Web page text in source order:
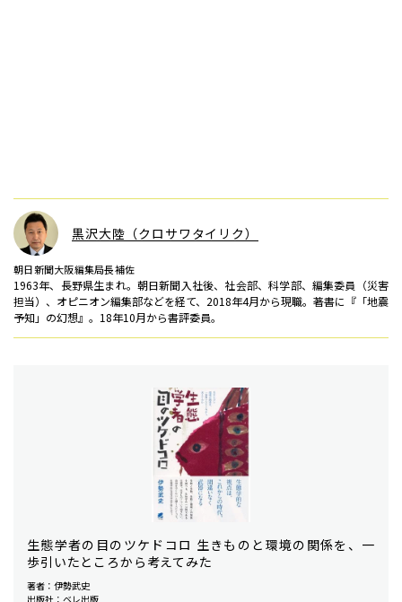
黒沢大陸（クロサワタイリク）
朝日新聞大阪編集局長補佐
1963年、長野県生まれ。朝日新聞入社後、社会部、科学部、編集委員（災害
担当）、オピニオン編集部などを経て、2018年4月から現職。著書に『「地震
予知」の幻想』。18年10月から書評委員。
生態学者の目のツケドコロ 生きものと環境の関係を、一
歩引いたところから考えてみた
著者：伊勢武史
出版社：ベレ出版